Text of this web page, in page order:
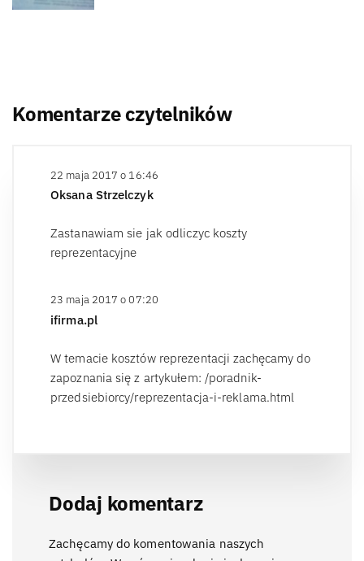
Komentarze czytelników
22 maja 2017 o 16:46
Oksana Strzelczyk
Zastanawiam sie jak odliczyc koszty
reprezentacyjne
23 maja 2017 o 07:20
ifirma.pl
W temacie kosztów reprezentacji zachęcamy do
zapoznania się z artykułem: /poradnik-
przedsiebiorcy/reprezentacja-i-reklama.html
Dodaj komentarz
Zachęcamy do komentowania naszych